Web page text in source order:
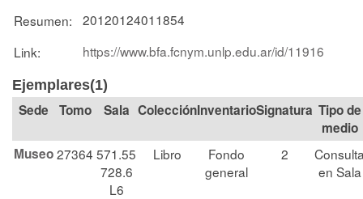
Resumen:
20120124011854
Link:
https://www.bfa.fcnym.unlp.edu.ar/id/11916
Ejemplares(1)
Tomo Sala Colección Signatura Tipo de
medio
Museo27364 571.55
728.6
L6
Libro
Fondo
general
2
en Sala